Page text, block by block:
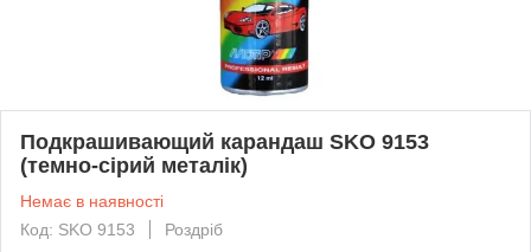
Подкрашивающий карандаш SKO 9153
(темно-сірий металік)
Немає в наявності
Код: SKO 9153
Роздріб